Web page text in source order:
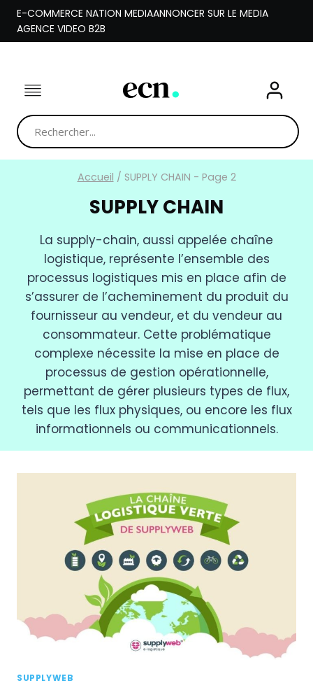
Aller
contenu
E-COMMERCE NATION MEDIAANNONCER SUR LE MEDIA
AGENCE VIDEO B2B
Accueil / SUPPLY CHAIN - Page 2
SUPPLY CHAIN
La supply-chain, aussi appelée chaîne
logistique, représente l’ensemble des
processus logistiques mis en place afin de
s’assurer de l’acheminement du produit du
fournisseur au vendeur, et du vendeur au
consommateur. Cette problématique
complexe nécessite la mise en place de
processus de gestion opérationnelle,
permettant de gérer plusieurs types de flux,
tels que les flux physiques, ou encore les flux
informationnels ou communicationnels.
SUPPLYWEB